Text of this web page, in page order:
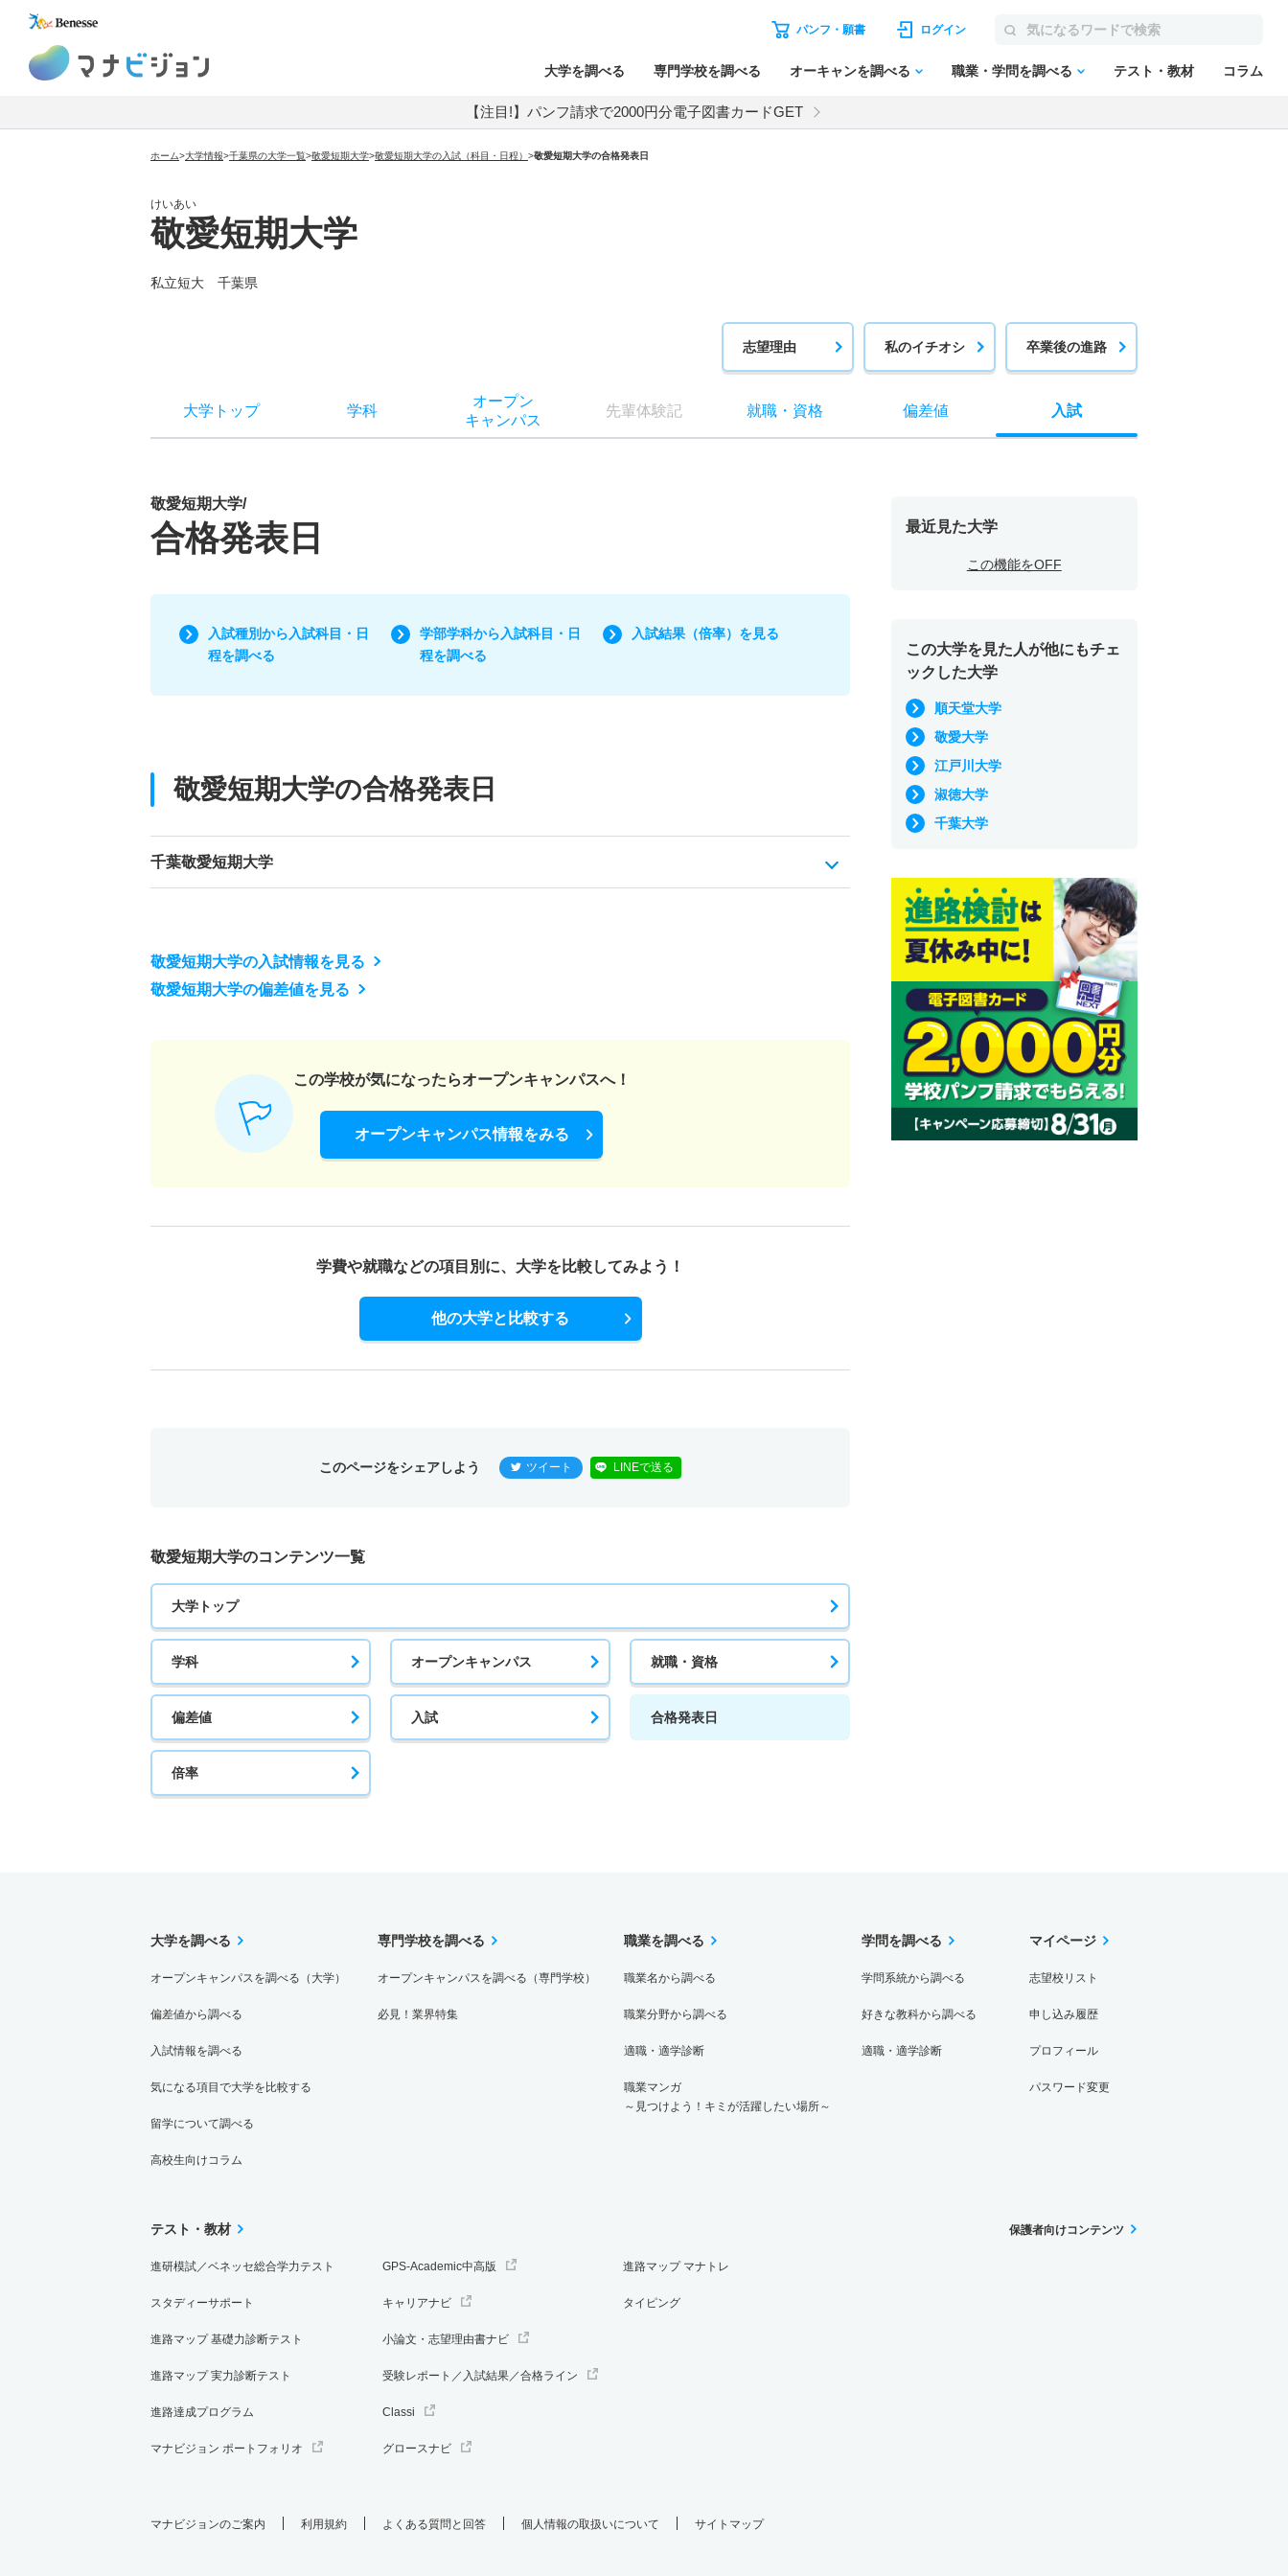
パンフ・願書 ログイン
大学を調べる 専門学校を調べる オーキャンを調べる 職業・学問を調べる テスト・教材 コラム
【注目!】パンフ請求で2000円分電子図書カードGET
ホーム>大学情報>千葉県の大学一覧>敬愛短期大学>敬愛短期大学の入試（科目・日程） >敬愛短期大学の合格発表日
けいあい
敬愛短期大学
私立短大 千葉県
志望理由 私のイチオシ 卒業後の進路
大学トップ 学科
オープン
キャンパス
先輩体験記 就職・ 資格 偏差値 入試
敬愛短期大学/
合格発表日
入試種別から入試科目・日
程を調べる
学部学科から入試科目・日
程を調べる
入試結果（倍率）を見る
敬愛短期大学の合格発表日
千葉敬愛短期大学
敬愛短期大学の入試情報を見る
敬愛短期大学の偏差値を見る
この学校が気になったらオープンキャンパスへ！
オープンキャンパス情報をみる
学費や就職などの項目別に、 大学を比較してみよう！
他の大学と比較する
このページをシェアしよう ツイート LINEで送る
敬愛短期大学のコンテンツ一覧
大学トップ
学科 オープンキャンパス 就職・資格
偏差値 入試 合格発表日
倍率
最近見た大学
この機能をOFF
この大学を見た人が他にもチェ
ックした大学
順天堂大学
敬愛大学
江戸川大学
淑徳大学
千葉大学
大学を調べる
オープンキャンパスを調べる（大学）
偏差値から調べる
入試情報を調べる
気になる項目で大学を比較する
留学について調べる
高校生向けコラム
専門学校を調べる
オープンキャンパスを調べる（専門学校）
必見！業界特集
職業を調べる
職業名から調べる
職業分野から調べる
適職・適学診断
職業マンガ
～見つけよう！キミが活躍したい場所～
学問を調べる
学問系統から調べる
好きな教科から調べる
適職・適学診断
マイページ
志望校リスト
申し込み履歴
プロフィール
パスワード変更
テスト・教材
進研模試／ベネッセ総合学力テスト
スタディーサポート
進路マップ 基礎力診断テスト
進路マップ 実力診断テスト
進路達成プログラム
マナビジョン ポートフォリオ
GPS-Academic中高版
キャリアナビ
小論文・志望理由書ナビ
受験レポート／入試結果／合格ライン
Classi
グロースナビ
進路マップ マナトレ
タイピング
保護者向けコンテンツ
マナビジョンのご案内 利用規約 よくある質問と回答 個人情報の取扱いについて サイトマップ